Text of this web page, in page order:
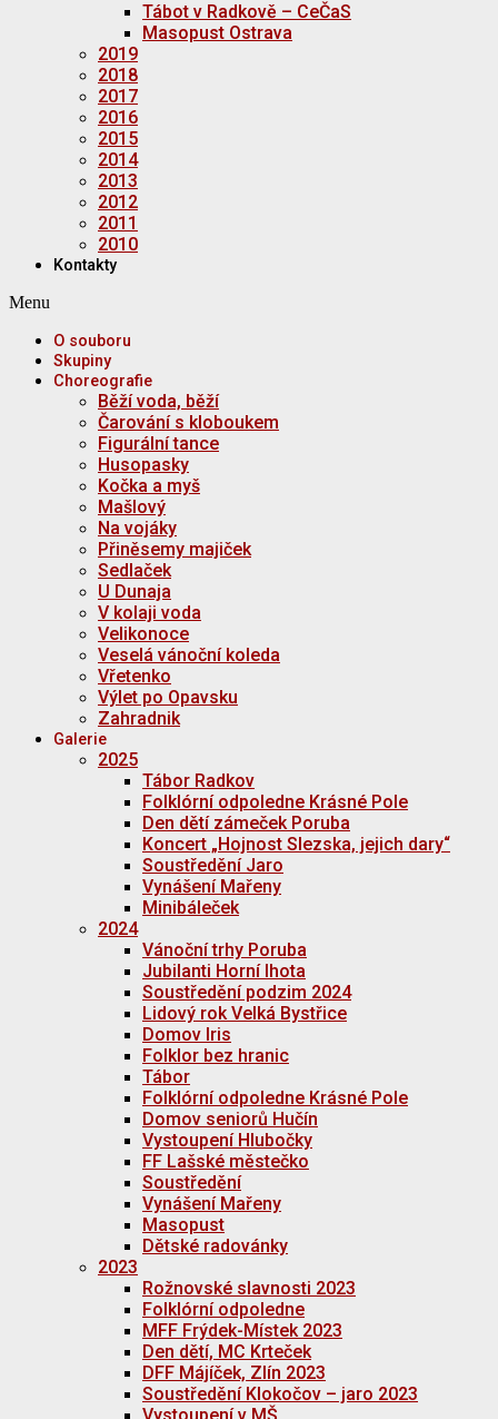
Tábot v Radkově – CeČaS
Masopust Ostrava
2019
2018
2017
2016
2015
2014
2013
2012
2011
2010
Kontakty
Menu
O souboru
Skupiny
Choreografie
Běží voda, běží
Čarování s kloboukem
Figurální tance
Husopasky
Kočka a myš
Mašlový
Na vojáky
Přiněsemy majiček
Sedlaček
U Dunaja
V kolaji voda
Velikonoce
Veselá vánoční koleda
Vřetenko
Výlet po Opavsku
Zahradnik
Galerie
2025
Tábor Radkov
Folklórní odpoledne Krásné Pole
Den dětí zámeček Poruba
Koncert „Hojnost Slezska, jejich dary“
Soustředění Jaro
Vynášení Mařeny
Minibáleček
2024
Vánoční trhy Poruba
Jubilanti Horní lhota
Soustředění podzim 2024
Lidový rok Velká Bystřice
Domov Iris
Folklor bez hranic
Tábor
Folklórní odpoledne Krásné Pole
Domov seniorů Hučín
Vystoupení Hlubočky
FF Lašské městečko
Soustředění
Vynášení Mařeny
Masopust
Dětské radovánky
2023
Rožnovské slavnosti 2023
Folklórní odpoledne
MFF Frýdek-Místek 2023
Den dětí, MC Krteček
DFF Májíček, Zlín 2023
Soustředění Klokočov – jaro 2023